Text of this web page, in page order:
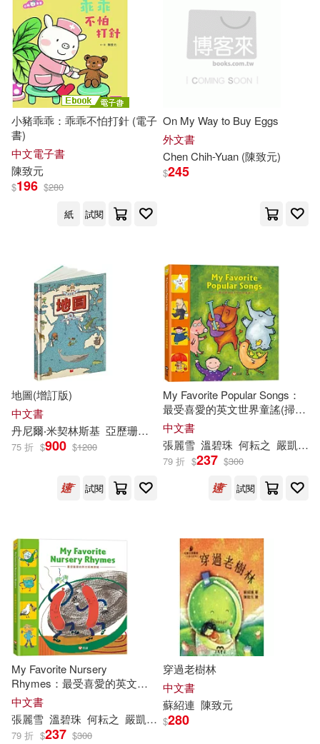
小豬乖乖：乖乖不怕打針 (電子
書)
中文電子書
陳致元
$196 $280
紙
試閱
On My Way to Buy Eggs
外文書
Chen Chih-Yuan (陳致元)
$245
地圖(增訂版)
中文書
丹尼爾‧米契林斯基 亞歷珊卓‧米契林斯卡
75 折 $900 $1200
試閱
My Favorite Popular Songs：
最受喜愛的英文世界童謠(掃
QR Code線上聽)
中文書
張麗雪 溫碧珠 何耘之 嚴凱信
79 折 $237 $300
試閱
My Favorite Nursery
Rhymes：最受喜愛的英文經
典歌謠(掃QR Code線上聽)
中文書
張麗雪 溫碧珠 何耘之 嚴凱信 李瑾倫
79 折 $237 $300
穿過老樹林
中文書
蘇紹連 陳致元
$280